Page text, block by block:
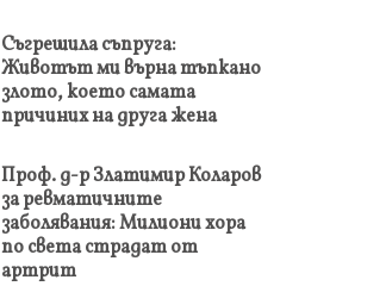
Съгрешила съпруга:
Животът ми върна тъпкано
злото, което самата
причиних на друга жена
Проф. д-р Златимир Коларов
за ревматичните
заболявания: Милиони хора
по света страдат от
артрит